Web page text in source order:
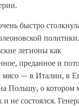
быстро
легионы как
преданное и
мясо — в Италии, в
Польшу, о котором
не состоялся.